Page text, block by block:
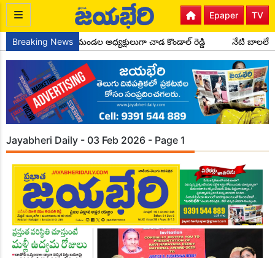
TV
Epaper
Breaking News
పార్టీ సైదాపూర్ మండల అధ్యక్షులుగా చాడ కొండాల్ రెడ్డి నేటి బాలలే
Jayabheri Daily - 03 Feb 2026 - Page 1